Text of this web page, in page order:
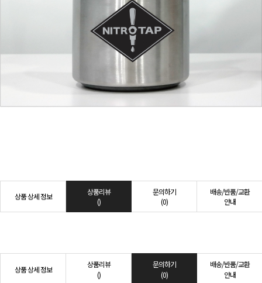
상품 상세 정보
상품리뷰
()
문의하기
(0)
배송/반품/교환
안내
상품 상세 정보
상품리뷰
()
문의하기
(0)
배송/반품/교환
안내